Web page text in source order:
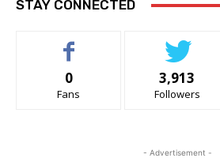
STAY CONNECTED
0
Fans
3,913
Followers
- Advertisement -